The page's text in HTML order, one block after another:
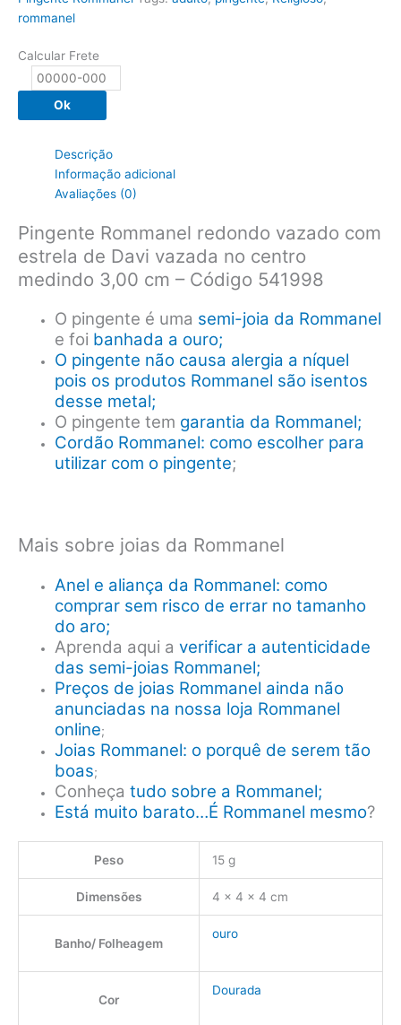
vazado
com
Davi
vazada
Cód
541998
quantidade
rommanel
Calcular Frete
Ok
Descrição
Informação adicional
Avaliações (0)
Pingente Rommanel redondo vazado com
estrela de Davi vazada no centro
medindo 3,00 cm – Código 541998
O pingente é uma semi-joia da Rommanel
e foi banhada a ouro;
O pingente não causa alergia a níquel
pois os produtos Rommanel são isentos
desse metal;
O pingente tem garantia da Rommanel;
Cordão Rommanel: como escolher para
utilizar com o pingente;
Mais sobre joias da Rommanel
Anel e aliança da Rommanel: como
comprar sem risco de errar no tamanho
do aro;
Aprenda aqui averificar a autenticidade
das semi-joias Rommanel;
Preços de joias Rommanel ainda não
anunciadas na nossa loja Rommanel
online;
Joias Rommanel: o porquê de serem tão
boas;
Conheçatudo sobre a Rommanel;
Está muito barato…É Rommanel mesmo?
Peso 15 g
Dimensões 4 × 4 × 4 cm
Banho/ Folheagem
ouro
Cor
Dourada